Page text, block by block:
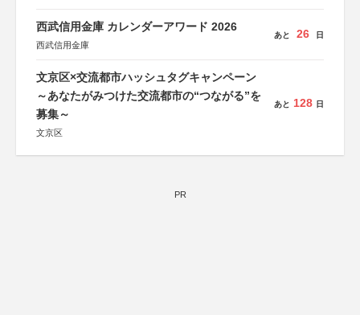
しん生命保険株式会社
西武信用金庫 カレンダーアワード 2026
西武信用金庫
あと 26 日
文京区×交流都市ハッシュタグキャンペーン
～あなたがみつけた交流都市の“つながる”を
募集～
文京区
あと 128 日
PR